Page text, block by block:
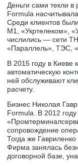
Деньги сами текли в
Formula
Среди клиентов
М1, «Укртелеком»,
числились — сети
«Параллель», ТЭС,
В 2015 году в Киеве
автоматическую
ней обслуживают
расчету.
Бизнес Николая
Formula. В 2012
сопровождение
Тогда же
Фирма занялась
договорной базе,